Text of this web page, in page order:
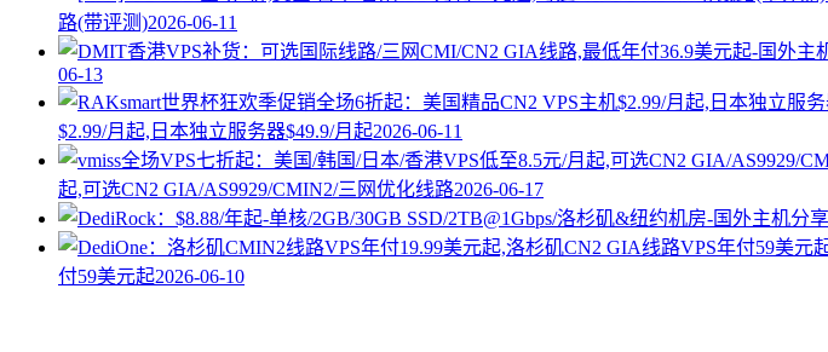
路(带评测)2026-06-11
06-13
$2.99/月起,日本独立服务器$49.9/月起2026-06-11
起,可选CN2 GIA/AS9929/CMIN2/三网优化线路2026-06-17
付59美元起2026-06-10